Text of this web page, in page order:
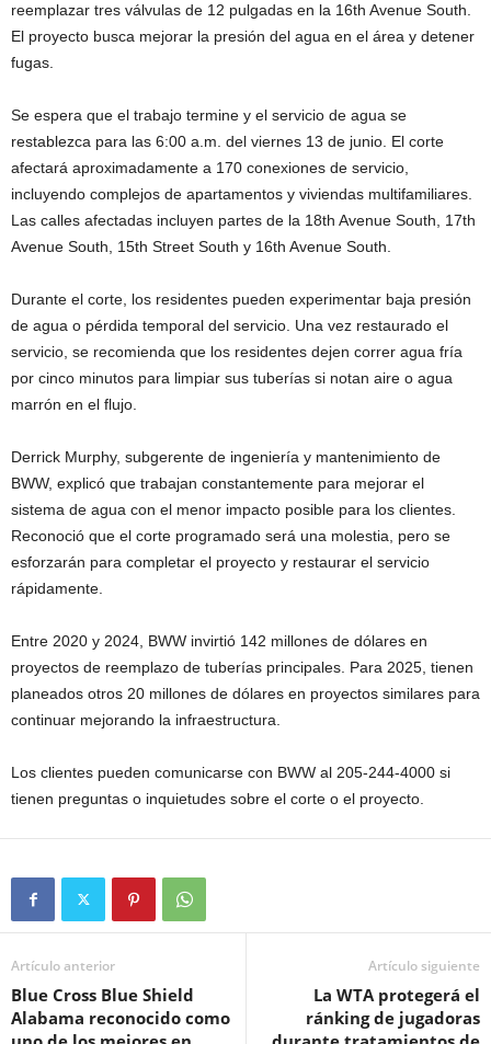
reemplazar tres válvulas de 12 pulgadas en la 16th Avenue South.
El proyecto busca mejorar la presión del agua en el área y detener
fugas.
Se espera que el trabajo termine y el servicio de agua se
restablezca para las 6:00 a.m. del viernes 13 de junio. El corte
afectará aproximadamente a 170 conexiones de servicio,
incluyendo complejos de apartamentos y viviendas multifamiliares.
Las calles afectadas incluyen partes de la 18th Avenue South, 17th
Avenue South, 15th Street South y 16th Avenue South.
Durante el corte, los residentes pueden experimentar baja presión
de agua o pérdida temporal del servicio. Una vez restaurado el
servicio, se recomienda que los residentes dejen correr agua fría
por cinco minutos para limpiar sus tuberías si notan aire o agua
marrón en el flujo.
Derrick Murphy, subgerente de ingeniería y mantenimiento de
BWW, explicó que trabajan constantemente para mejorar el
sistema de agua con el menor impacto posible para los clientes.
Reconoció que el corte programado será una molestia, pero se
esforzarán para completar el proyecto y restaurar el servicio
rápidamente.
Entre 2020 y 2024, BWW invirtió 142 millones de dólares en
proyectos de reemplazo de tuberías principales. Para 2025, tienen
planeados otros 20 millones de dólares en proyectos similares para
continuar mejorando la infraestructura.
Los clientes pueden comunicarse con BWW al 205-244-4000 si
tienen preguntas o inquietudes sobre el corte o el proyecto.
Artículo anterior
Blue Cross Blue Shield
Alabama reconocido como
Artículo siguiente
La WTA protegerá el
ránking de jugadoras